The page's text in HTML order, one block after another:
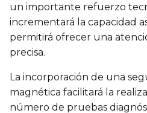
un importante refuerzo
incrementará la capacidad
permitirá ofrecer una
precisa.
La incorporación de una
magnética facilitará la
número de pruebas